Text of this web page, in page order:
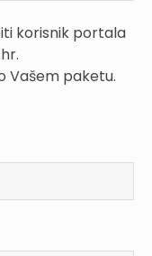
korisnik portala
Vašem paketu.